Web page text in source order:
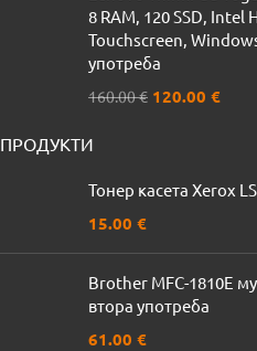
8 RAM, 120 SSD, Intel
Touchscreen,
употреба
160.00€ 120.00 €
ПРОДУКТИ
Тонер касета Xerox
15.00 €
Brother MFC-1810Е
втора употреба
61.00 €